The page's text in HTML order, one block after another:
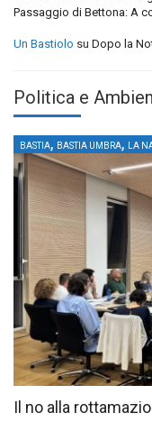
Passaggio di Bettona: A
Un Bastiolo su Dopo la
Politica e
BASTIA, BASTIA UMBRA, LA
Il no alla